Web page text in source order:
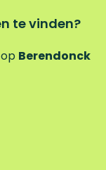
te vinden?
Berendonck